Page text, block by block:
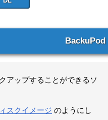
BackuPod
アップすることができるソ
スクイメージ のようにし